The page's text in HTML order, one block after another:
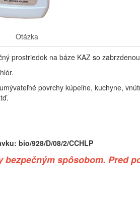
Otázka
prostriedok na báze KAZ so
povrchy kúpeľne, kuchyne,
bio/928/D/08/2/CCHLP
bezpečným spôsobom. Pred